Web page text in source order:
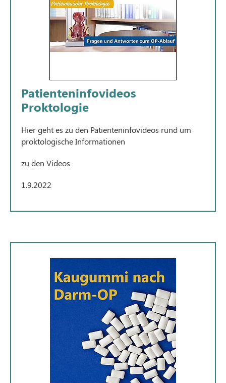
Patienteninfovideos
Proktologie
Hier geht es zu den Patienteninfovideos rund um
proktologische Informationen
zu den Videos
1.9.2022